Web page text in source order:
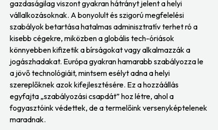
gazdaságilag viszont gyakran hátrányt jelent a helyi
vállalkozásoknak. A bonyolult és szigorú megfelelési
szabályok betartása hatalmas adminisztratív terhet ró a
kisebb cégekre, miközben a globális tech-óriások
könnyebben kifizetik a bírságokat vagy alkalmazzák a
jogászhadakat. Európa gyakran hamarabb szabályozza le
a jövő technológiáit, mintsem esélyt adna a helyi
szereplőknek azok kifejlesztésére. Ez a hozzáállás
egyfajta „szabályozási csapdát” hoz létre, ahol a
fogyasztóink védettek, de a termelőink versenyképtelenek
maradnak.